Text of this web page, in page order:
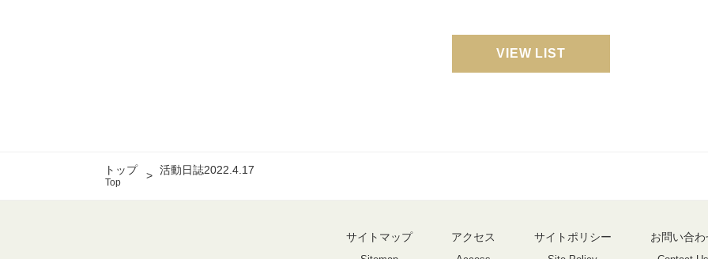
VIEW LIST
トップ
Top
活動日誌2022.4.17
サイトマップ アクセス サイトポリシー お問い合わ